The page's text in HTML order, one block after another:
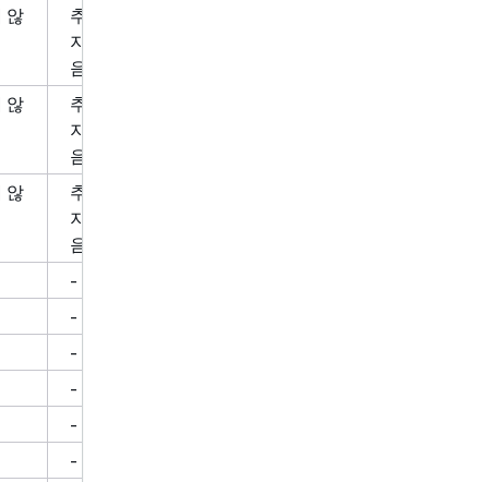
않
추적되
지 않
음
않
추적되
지 않
음
않
추적되
지 않
음
-
-
-
-
-
-